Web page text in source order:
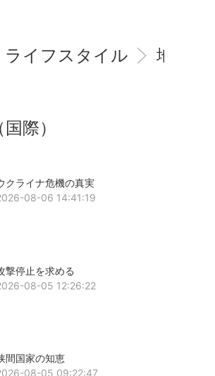
ライフスタイル 地域情
際）
クライナ危機の真実
08-06 14:41:19
撃停止を求める
08-05 12:26:22
間国家の知恵
08-05 09:22:47